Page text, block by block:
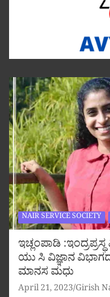
NAIR SERVICE SOCIETY
ಇಚ್ಲಂಪಾಡಿ
ಯು ಸಿ ವಿಜ್ಞಾನ
ಮಾನಸ ಮಧು
April 21, 2023 Girish